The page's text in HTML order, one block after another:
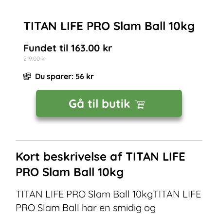
TITAN LIFE PRO Slam Ball 10kg
Fundet til 163.00 kr
219.00kr
Du sparer: 56 kr
Gå til butik
Kort beskrivelse af TITAN LIFE
PRO Slam Ball 10kg
TITAN LIFE PRO Slam Ball 10kgTITAN LIFE
PRO Slam Ball har en smidig og